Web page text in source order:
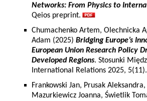
Networks: From Physics to
Qeios preprint.
Chumachenko Artem, Olechnicka
Adam (2025) Bridging Europe’s
European Union Research Policy
Developed Regions. Stosunki
International Relations 2025, 5(11).
Frankowski Jan, Prusak Aleksandra,
Mazurkiewicz Joanna, Świetlik